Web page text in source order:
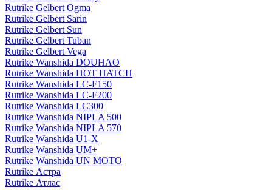
Rutrike Gelbert Ogma
Rutrike Gelbert Sarin
Rutrike Gelbert Sun
Rutrike Gelbert Tuban
Rutrike Gelbert Vega
Rutrike Wanshida DOUHAO
Rutrike Wanshida HOT HATCH
Rutrike Wanshida LC-F150
Rutrike Wanshida LC-F200
Rutrike Wanshida LC300
Rutrike Wanshida NIPLA 500
Rutrike Wanshida NIPLA 570
Rutrike Wanshida U1-X
Rutrike Wanshida UM+
Rutrike Wanshida UN MOTO
Rutrike Астра
Rutrike Атлас